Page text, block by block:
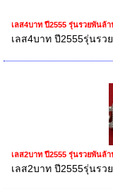
เลส4บาท ปี2555 รุ่นรวยพันล้
เลส4บาท ปี2555รุ่นรว
เลส2บาท ปี2555 รุ่นรวยพันล้
เลส2บาท ปี2555รุ่นรว